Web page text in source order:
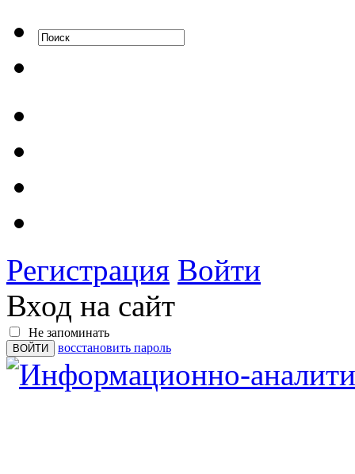
Регистрация Войти
Вход на сайт
Не запоминать
восстановить пароль